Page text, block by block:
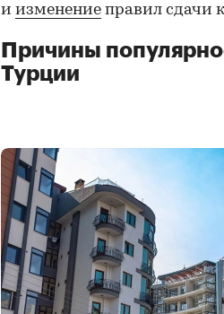
и изменение правил сдачи
Причины
Турции